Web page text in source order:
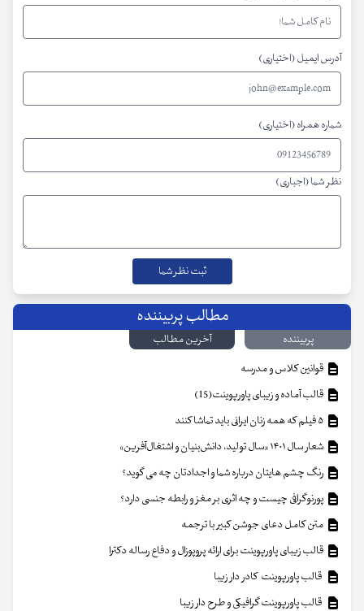
آدرس ایمیل (اختیاری)
شماره همراه (اختیاری)
نظر شما (اجباری)
مطالب پربیننده
پربیننده
آخرین مطالب
قوانین کلاس و مدرسه
قالب آماده و زیبای پاورپوینت(15)
شعار سال ۱۴۰۱ «سال تولید، دانش‌بنیان و اشتغال‌آفرین»
رنگ چشم هایتان درباره شما و اجدادتان چه می گوید؟
پورنوگرافی چیست و چه اثری بر مغز و رابطه جنسی دارد؟
متن کامل دعای جوشن کبیر با ترجمه
قالب زیبای پاورپوینت برای ارائه پروپوزال و دفاع رساله دکترا
قالب پاورپوینت کادر دار زیبا
قالب پاورپوینت گرافیکی و طرح دار زیبا